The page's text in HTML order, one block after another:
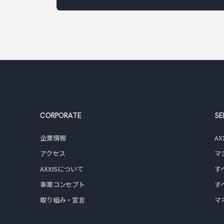
CORPORATE
企業情報
アクセス
AXXISについて
事業コンセプト
取り組み・宣言
マ
す
す
マ